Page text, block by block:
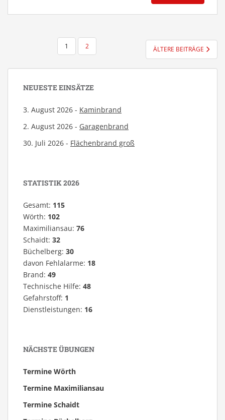
SEITENNUMMERIERUNG
BEITRÄGE
1 2 ÄLTERE BEITRÄGE
NEUESTE EINSÄTZE
3. August 2026 - Kaminbrand
2. August 2026 - Garagenbrand
30. Juli 2026 - Flächenbrand groß
STATISTIK 2026
Gesamt: 115
Wörth: 102
Maximiliansau: 76
Schaidt: 32
Büchelberg: 30
davon Fehlalarme: 18
Brand: 49
Technische Hilfe: 48
Gefahrstoff: 1
Dienstleistungen: 16
NÄCHSTE ÜBUNGEN
Termine Wörth
Termine Maximiliansau
Termine Schaidt